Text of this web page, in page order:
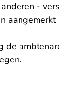
-
aangemerkt
de